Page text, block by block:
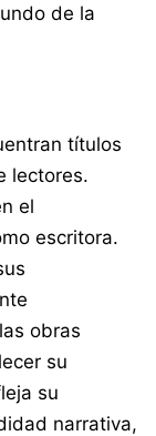
de la
títulos
lectores.
el
escritora.
obras
su
su
narrativa,